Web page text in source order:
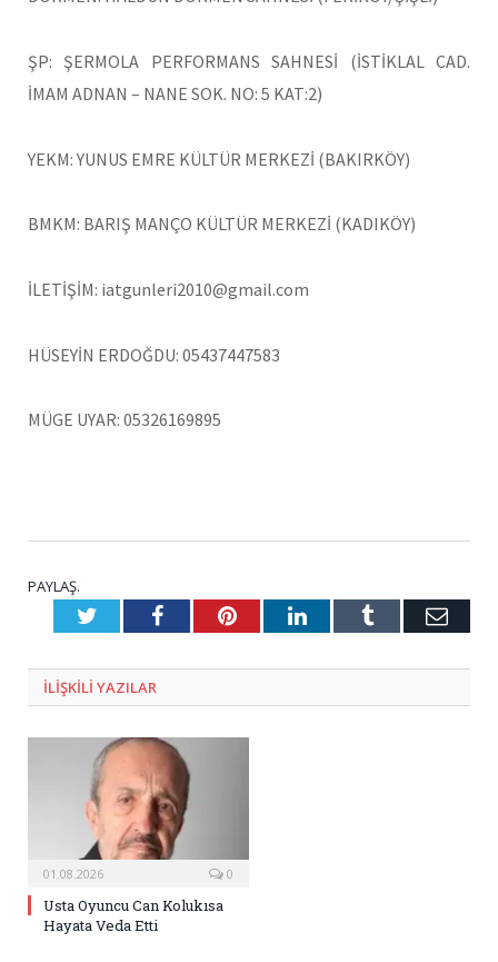
ŞP: ŞERMOLA PERFORMANS SAHNESİ (İSTİKLAL CAD.
İMAM ADNAN – NANE SOK. NO: 5 KAT:2)
YEKM: YUNUS EMRE KÜLTÜR MERKEZİ (BAKIRKÖY)
BMKM: BARIŞ MANÇO KÜLTÜR MERKEZİ (KADIKÖY)
İLETİŞİM: iatgunleri2010@gmail.com
HÜSEYİN ERDOĞDU: 05437447583
MÜGE UYAR: 05326169895
PAYLAŞ.
TwitterFacebookPinterestLinkedInTumblr E-
ILIŞKILI YAZILAR
01.08.2026 0
Usta Oyuncu Can Kolukısa
Hayata Veda Etti